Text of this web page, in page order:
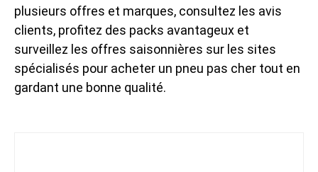
plusieurs offres et marques, consultez les avis
clients, profitez des packs avantageux et
surveillez les offres saisonnières sur les sites
spécialisés pour acheter un pneu pas cher tout en
gardant une bonne qualité.